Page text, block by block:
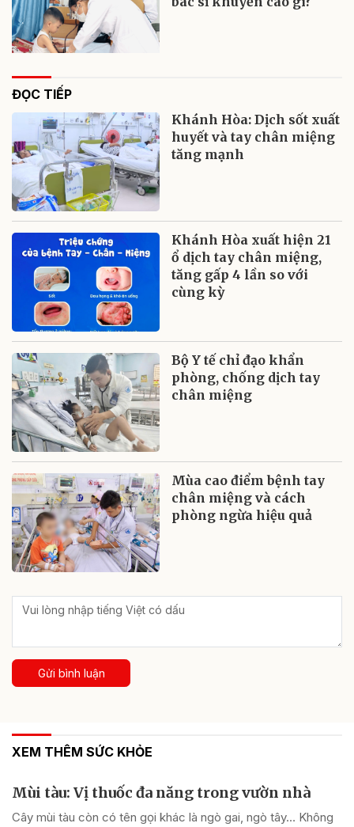
ĐỌC TIẾP
Khánh Hòa: Dịch sốt xuất
huyết và tay chân miệng
tăng mạnh
Khánh Hòa xuất hiện 21
ổ dịch tay chân miệng,
tăng gấp 4 lần so với
cùng kỳ
Bộ Y tế chỉ đạo khẩn
phòng, chống dịch tay
chân miệng
Mùa cao điểm bệnh tay
chân miệng và cách
phòng ngừa hiệu quả
Gửi bình luận
XEM THÊM SỨC KHỎE
Mùi tàu: Vị thuốc đa năng trong vườn nhà
Cây mùi tàu còn có tên gọi khác là ngò gai, ngò tây… Không